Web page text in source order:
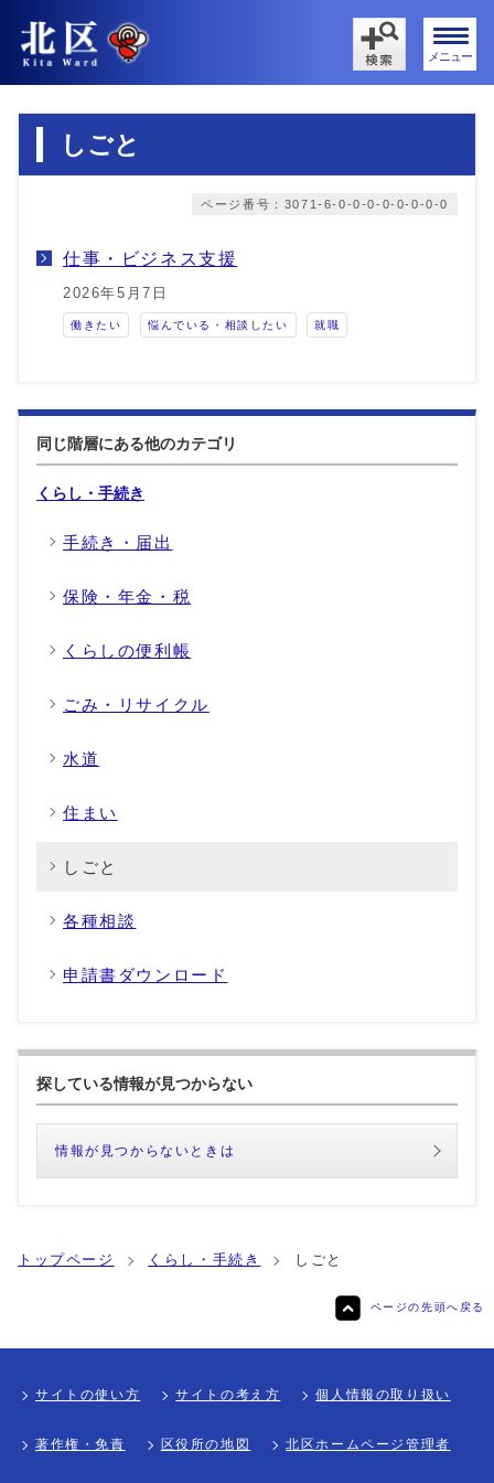
メニュー
しごと
ページ番号：3071-6-0-0-0-0-0-0-0-0
仕事・ビジネス支援
2026年5月7日
働きたい 悩んでいる・相談したい 就職
同じ階層にある他のカテゴリ
くらし・手続き
手続き・届出
保険・年金・税
くらしの便利帳
ごみ・リサイクル
水道
住まい
しごと
各種相談
申請書ダウンロード
探している情報が見つからない
情報が見つからないときは
トップページ くらし・手続き しごと
ページの先頭へ戻る
サイトの使い方 サイトの考え方 個人情報の取り扱い
著作権・免責 区役所の地図 北区ホームページ管理者